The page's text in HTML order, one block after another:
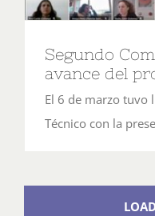
Segundo
avance del
El 6 de marzo tuvo
Técnico con la